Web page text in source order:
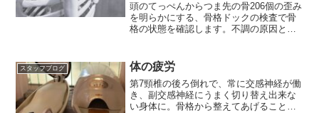
頭のてっぺんからつま先の骨206個の歪み
を明らかにする、骨格ドックの検査で骨
格の状態を確認します。不調の原因とな
スタッフブログ 体の疲労
第7頸椎の後ろ倒れで、常に交感神経が働
き、副交感神経にうまく切り替え出来な
い身体に。骨格から整えてあげることで